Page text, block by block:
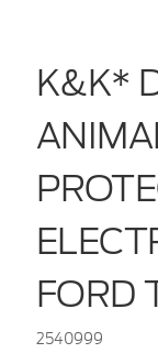
K&K*
FORD
2540999